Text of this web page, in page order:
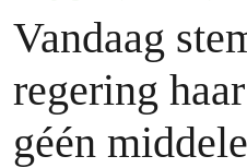
Vandaag
regering
géén